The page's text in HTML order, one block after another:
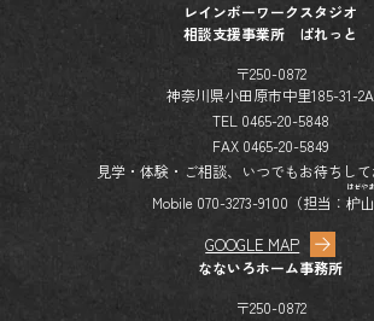
レインボーワークスタジオ
相談支援事業所 ぱれっと
〒250-0872
神奈川県小田原市中里185-31-2A
TEL 0465-20-5848
FAX 0465-20-5849
見学・体験・ご相談、いつでもお待ちして
Mobile 070-3273-9100（担当： 枦山
はぜやま
GOOGLE MAP
なないろホーム事務所
〒250-0872